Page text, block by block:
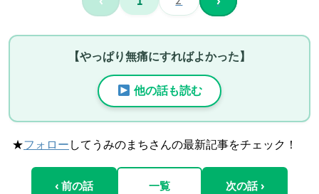
【やっぱり無痛にすればよかった】
他の話も読む
★フォロー してうみのまちさんの最新記事をチェック！
‹ 前の話 一覧 次の話 ›